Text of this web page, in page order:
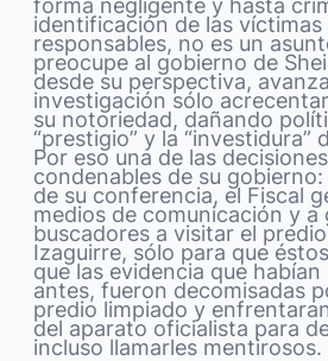
identificación de las
responsables, no es un
preocupe al gobierno de
desde su perspectiva,
investigación sólo
su notoriedad, dañando
“prestigio” y la “investidura”
Por eso una de las
condenables de su
de su conferencia, el Fiscal
medios de comunicación y a
buscadores a visitar el
Izaguirre, sólo para que
que las evidencia que
antes, fueron decomisadas
predio limpiado y
del aparato oficialista para
incluso llamarles mentirosos.